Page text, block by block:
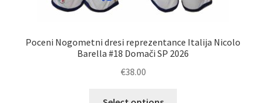
Poceni Nogometni dresi reprezentance Italija Nicolo
Barella #18 Domači SP 2026
€38.00